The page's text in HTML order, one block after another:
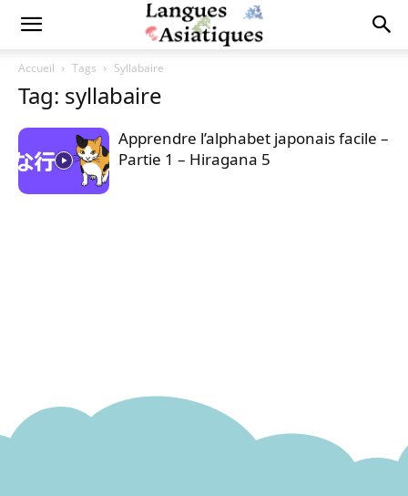
Accueil Tags Syllabaire
Tag: syllabaire
Apprendre l’alphabet japonais facile –
Partie 1 – Hiragana 5